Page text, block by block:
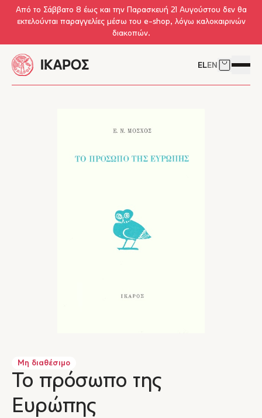
Skip to main content
Από το Σάββατο 8 έως και την Παρασκευή 21 Αυγούστου δεν θα
εκτελούνται παραγγελίες μέσω του e-shop, λόγω καλοκαιρινών
διακοπών.
ELEN Δείτε το
Μη διαθέσιμο
Το πρόσωπο της
Ευρώπης